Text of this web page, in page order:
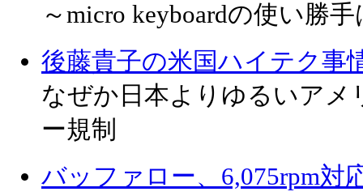
～micro keyboardの使い勝手
後藤貴子の米国ハイテク事
なぜか日本よりゆるいア
ー規制
バッファロー、6,075rpm対